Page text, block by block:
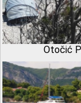
Otočić